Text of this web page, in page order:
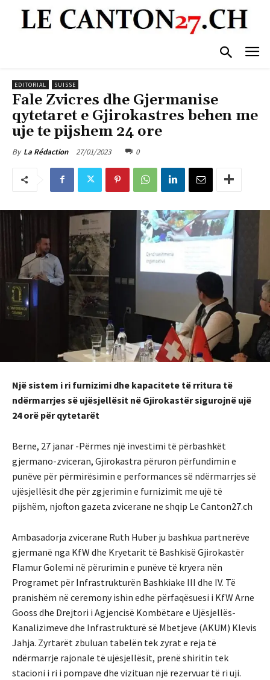
EDITORIAL SUISSE
Fale Zvicres dhe Gjermanise
qytetaret e Gjirokastres behen me
uje te pijshem 24 ore
By La Rédaction 27/01/2023 0
Një sistem i ri furnizimi dhe kapacitete të rritura të
ndërmarrjes së ujësjellësit në Gjirokastër sigurojnë ujë
24 orë për qytetarët
Berne, 27 janar -Përmes një investimi të përbashkët
gjermano-zviceran, Gjirokastra përuron përfundimin e
punëve për përmirësimin e performances së ndërmarrjes së
ujësjellësit dhe për zgjerimin e furnizimit me ujë të
pijshëm, njofton gazeta zvicerane ne shqip Le Canton27.ch
Ambasadorja zvicerane Ruth Huber ju bashkua partnerëve
gjermanë nga KfW dhe Kryetarit të Bashkisë Gjirokastër
Flamur Golemi në përurimin e punëve të kryera nën
Programet për Infrastrukturën Bashkiake III dhe IV. Të
pranishëm në ceremony ishin edhe përfaqësuesi i KfW Arne
Gooss dhe Drejtori i Agjencisë Kombëtare e Ujësjellës-
Kanalizimeve dhe Infrastrukturë së Mbetjeve (AKUM) Klevis
Jahja. Zyrtarët zbuluan tabelën tek zyrat e reja të
ndërmarrje rajonale të ujësjellësit, prenë shiritin tek
stacioni i ri i pompave dhe vizituan një rezervuar të ri uji.